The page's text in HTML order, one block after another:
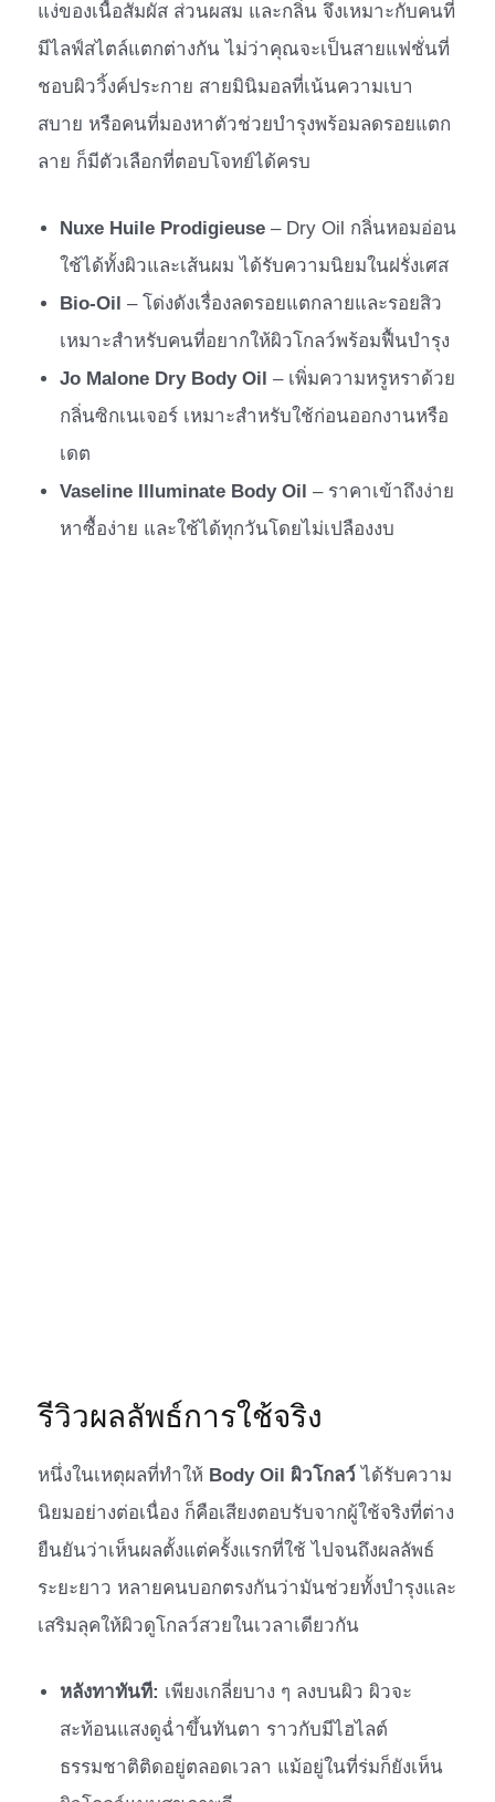
แง่ของเนื้อสัมผัส ส่วนผสม และกลิ่น จึงเหมาะกับคนที่
มีไลฟ์สไตล์แตกต่างกัน ไม่ว่าคุณจะเป็นสายแฟชั่นที่
ชอบผิววิ้งค์ประกาย สายมินิมอลที่เน้นความเบา
สบาย หรือคนที่มองหาตัวช่วยบำรุงพร้อมลดรอยแตก
ลาย ก็มีตัวเลือกที่ตอบโจทย์ได้ครบ
Nuxe Huile Prodigieuse – Dry Oil กลิ่นหอมอ่อน
ใช้ได้ทั้งผิวและเส้นผม ได้รับความนิยมในฝรั่งเศส
Bio-Oil – โด่งดังเรื่องลดรอยแตกลายและรอยสิว
เหมาะสำหรับคนที่อยากให้ผิวโกลว์พร้อมฟื้นบำรุง
Jo Malone Dry Body Oil – เพิ่มความหรูหราด้วย
กลิ่นซิกเนเจอร์ เหมาะสำหรับใช้ก่อนออกงานหรือ
เดต
Vaseline Illuminate Body Oil – ราคาเข้าถึงง่าย
หาซื้อง่าย และใช้ได้ทุกวันโดยไม่เปลืองงบ
รีวิวผลลัพธ์การใช้จริง
หนึ่งในเหตุผลที่ทำให้ Body Oil ผิวโกลว์ ได้รับความ
นิยมอย่างต่อเนื่อง ก็คือเสียงตอบรับจากผู้ใช้จริงที่ต่าง
ยืนยันว่าเห็นผลตั้งแต่ครั้งแรกที่ใช้ ไปจนถึงผลลัพธ์
ระยะยาว หลายคนบอกตรงกันว่ามันช่วยทั้งบำรุงและ
เสริมลุคให้ผิวดูโกลว์สวยในเวลาเดียวกัน
หลังทาทันที: เพียงเกลี่ยบาง ๆ ลงบนผิว ผิวจะ
สะท้อนแสงดูฉ่ำขึ้นทันตา ราวกับมีไฮไลต์
ธรรมชาติติดอยู่ตลอดเวลา แม้อยู่ในที่ร่มก็ยังเห็น